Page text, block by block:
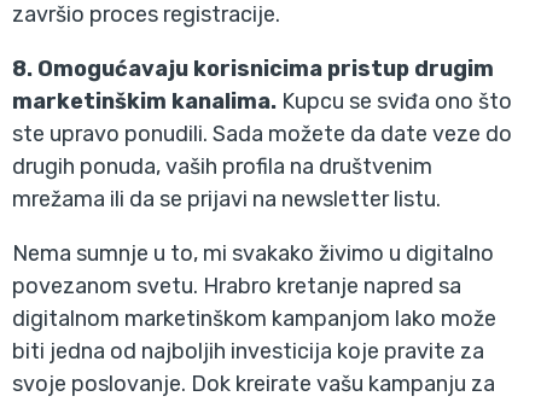
završio proces registracije.
8. Omogućavaju korisnicima pristup drugim
marketinškim kanalima. Kupcu se sviđa ono što
ste upravo ponudili. Sada možete da date veze do
drugih ponuda, vaših profila na društvenim
mrežama ili da se prijavi na newsletter listu.
Nema sumnje u to, mi svakako živimo u digitalno
povezanom svetu. Hrabro kretanje napred sa
digitalnom marketinškom kampanjom lako može
biti jedna od najboljih investicija koje pravite za
svoje poslovanje. Dok kreirate vašu kampanju za